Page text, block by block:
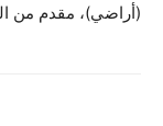
(أراضي)، مقدم من